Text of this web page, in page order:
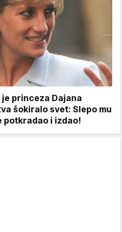
princeza Dajana
šokiralo svet: Slepo mu
potkradao i izdao!